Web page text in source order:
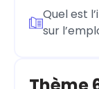
Quel est
sur